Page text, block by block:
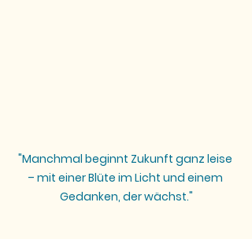
"Manchmal beginnt Zukunft ganz leise
– mit einer Blüte im Licht und einem
Gedanken, der wächst."